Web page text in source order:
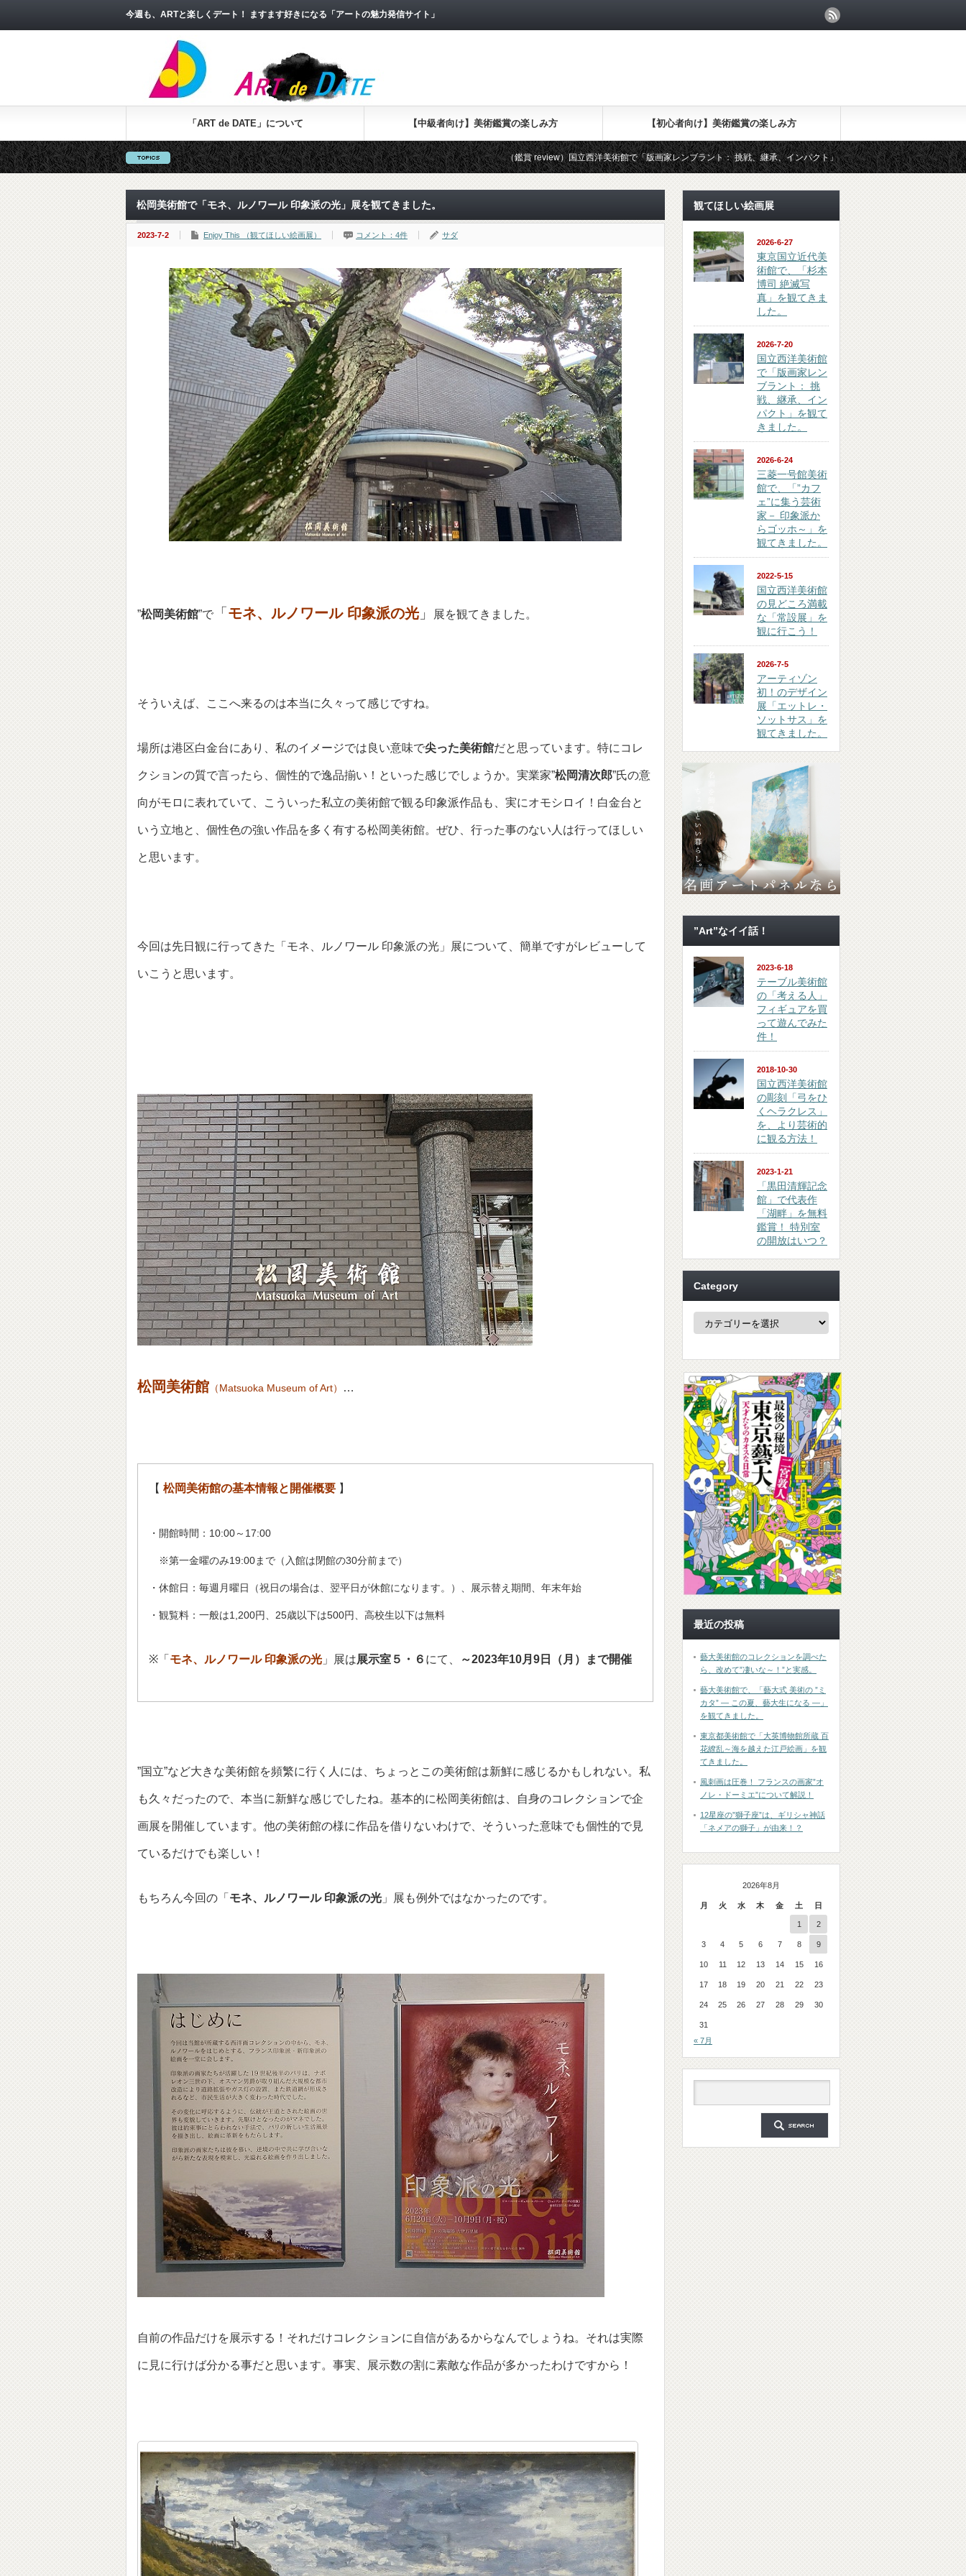
今週も、ARTと楽しくデート！ ますます好きになる「アートの魅力発信サイト」
「ART de DATE」について 【中級者向け】美術鑑賞の楽しみ方 【初心者向け】美術鑑賞の楽しみ方
（鑑賞 review）国立西洋美術館で「版画家レンブラント： 挑戦、継承、インパクト」を観てきました （鑑賞 review）東京都
松岡美術館で「モネ、ルノワール 印象派の光」展を観てきました。
2023-7-2 Enjoy This （観てほしい絵画展） コメント：4件 サダ
”松岡美術館”で 「 モネ、ルノワール 印象派の光 」 展を観てきました。
そういえば、ここへ来るのは本当に久々って感じですね。
場所は港区白金台にあり、私のイメージでは良い意味で尖った美術館だと思っています。特にコレ
クションの質で言ったら、個性的で逸品揃い！といった感じでしょうか。実業家”松岡清次郎”氏の意
向がモロに表れていて、こういった私立の美術館で観る印象派作品も、実にオモシロイ！白金台と
いう立地と、個性色の強い作品を多く有する松岡美術館。ぜひ、行った事のない人は行ってほしい
と思います。
今回は先日観に行ってきた「モネ、ルノワール 印象派の光」展について、簡単ですがレビューして
いこうと思います。
松岡美術館 （Matsuoka Museum of Art） …
【 松岡美術館の基本情報と開催概要 】
・開館時間：10:00～17:00
※第一金曜のみ19:00まで（入館は閉館の30分前まで）
・休館日：毎週月曜日（祝日の場合は、翌平日が休館になります。）、展示替え期間、年末年始
・観覧料：一般は1,200円、25歳以下は500円、高校生以下は無料
※「 モネ、ルノワール 印象派の光 」展は展示室５・６ にて、 ～2023年10月9日（月）まで開催
”国立”など大きな美術館を頻繁に行く人には、ちょっとこの美術館は新鮮に感じるかもしれない。私
も久々だったので、本当に新鮮な感じでしたね。基本的に松岡美術館は、自身のコレクションで企
画展を開催しています。他の美術館の様に作品を借りないわけで、そういった意味でも個性的で見
ているだけでも楽しい！
もちろん今回の「 モネ、ルノワール 印象派の光 」展も例外ではなかったのです。
自前の作品だけを展示する！それだけコレクションに自信があるからなんでしょうね。それは実際
に見に行けば分かる事だと思います。事実、展示数の割に素敵な作品が多かったわけですから！
観てほしい絵画展
2026-6-27
東京国立近代美
術館で、「杉本
博司 絶滅写
真」を観てきま
した。
2026-7-20
国立西洋美術館
で「版画家レン
ブラント： 挑
戦、継承、イン
パクト」を観て
きました。
2026-6-24
三菱一号館美術
館で、「”カフ
ェ”に集う芸術
家－ 印象派か
らゴッホ～」を
観てきました。
2022-5-15
国立西洋美術館
の見どころ満載
な「常設展」を
観に行こう！
2026-7-5
アーティゾン
初！のデザイン
展「エットレ・
ソットサス」を
観てきました。
”Art”なイイ話！
2023-6-18
テーブル美術館
の「考える人」
フィギュアを買
って遊んでみた
件！
2018-10-30
国立西洋美術館
の彫刻「弓をひ
くヘラクレス」
を、より芸術的
に観る方法！
2023-1-21
「黒田清輝記念
館」で代表作
「湖畔」を無料
鑑賞！ 特別室
の開放はいつ？
Category
Category
最近の投稿
藝大美術館のコレクションを調べた
ら、改めて”凄いな～！”と実感。
藝大美術館で、「藝大式 美術の ”ミ
カタ” ― この夏、藝大生になる ―」
を観てきました。
東京都美術館で「大英博物館所蔵 百
花繚乱～海を越えた江戸絵画」を観
てきました。
風刺画は圧巻！ フランスの画家”オ
ノレ・ドーミエ”について解説！
12星座の”獅子座”は、ギリシャ神話
「ネメアの獅子」が由来！？
2026年8月
月 火 水 木 金 土 日
1 2
3 4 5 6 7 8 9
10 11 12 13 14 15 16
17 18 19 20 21 22 23
24 25 26 27 28 29 30
31
« 7月